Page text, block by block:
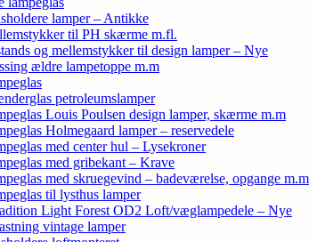
lamper – Antikke
til PH skærme m.fl.
og mellemstykker til design lamper – Nye
ældre lampetoppe m.m
petroleumslamper
Louis Poulsen design lamper, skærme m.m
Holmegaard lamper – reservedele
med center hul – Lysekroner
med gribekant – Krave
med skruegevind – badeværelse, opgange
til lysthus lamper
Light Forest OD2 Loft/væglampedele – Nye
vintage lamper